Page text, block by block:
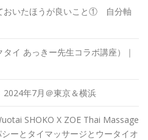
おいたほうが良いこと① 自分軸
イ あっきー先生コラボ講座）｜
2024年7月＠東京＆横浜
SHOKO X ZOE Thai Massage
ーとタイマッサージとウータイオ